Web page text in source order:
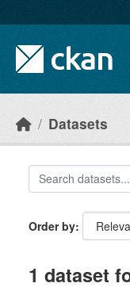
Datasets
Order by
1 dataset